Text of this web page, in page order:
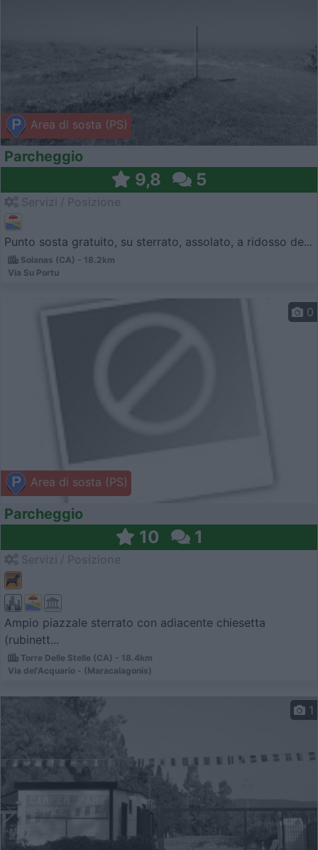
Area di sosta (PS)
Parcheggio
9,8 5
Punto sosta gratuito, su sterrato, assolato, a ridosso de...
Solanas (CA) - 18.2km
Via Su Portu
Area di sosta (PS)
0
Parcheggio
10 1
Ampio piazzale sterrato con adiacente chiesetta
(rubinett...
Torre Delle Stelle (CA) - 18.4km
Via del'Acquario - (Maracalagonis)
1